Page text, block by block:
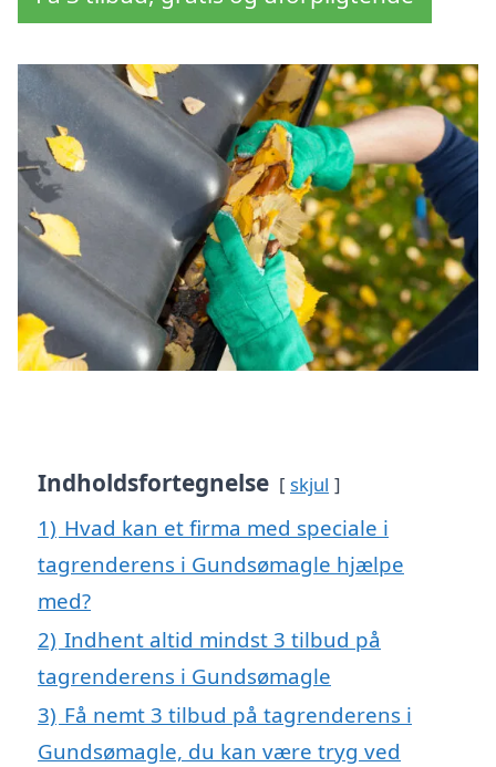
Indholdsfortegnelse skjul
1) Hvad kan et firma med speciale i
tagrenderens i Gundsømagle hjælpe
med?
2) Indhent altid mindst 3 tilbud på
tagrenderens i Gundsømagle
3) Få nemt 3 tilbud på tagrenderens i
Gundsømagle, du kan være tryg ved